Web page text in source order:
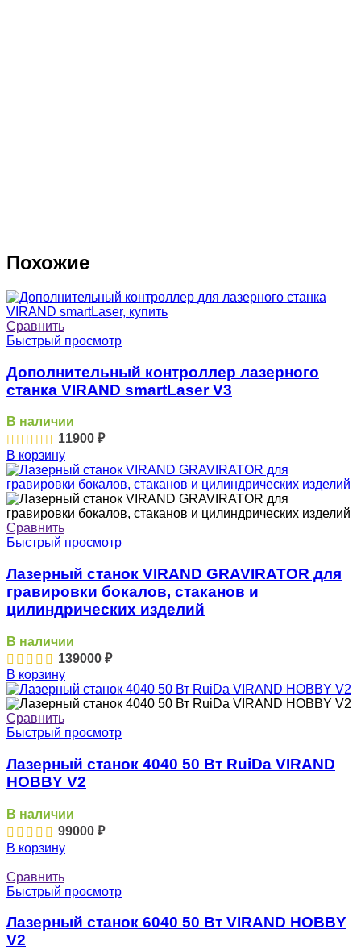
Похожие
Сравнить
Быстрый просмотр
Дополнительный контроллер лазерного
станка VIRAND smartLaser V3
В наличии
11900 ₽
В корзину
Сравнить
Быстрый просмотр
Лазерный станок VIRAND GRAVIRATOR для
гравировки бокалов, стаканов и
цилиндрических изделий
В наличии
139000 ₽
В корзину
Сравнить
Быстрый просмотр
Лазерный станок 4040 50 Вт RuiDa VIRAND
HOBBY V2
В наличии
99000 ₽
В корзину
Сравнить
Быстрый просмотр
Лазерный станок 6040 50 Вт VIRAND HOBBY
V2